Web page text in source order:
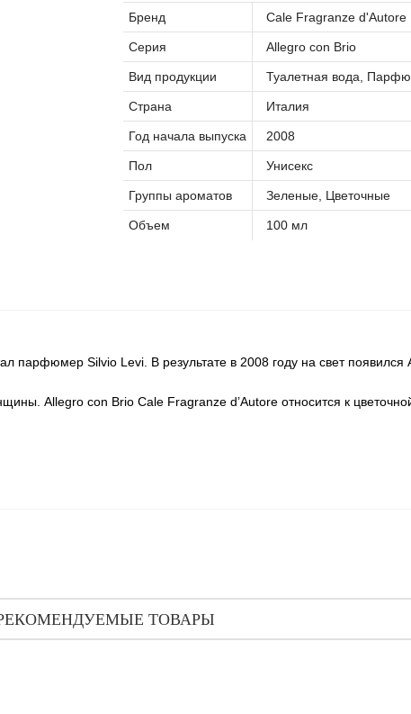
Бренд Cale Fragranze d'Autore
Серия Allegro con Brio
Вид продукции Туалетная вода,
Страна Италия
Год начала выпуска 2008
Пол Унисекс
Группы ароматов Зеленые, Цветочные
Объем 100 мл
Silvio Levi. В результате в 2008 году на свет появился
Allegro con Brio Cale Fragranze d’Autore относится к
ТОВАРЫ